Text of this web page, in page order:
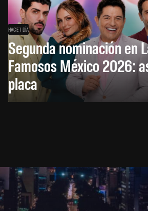
HACE 1 DÍA
Segunda nominación en
Famosos México 2026:
placa